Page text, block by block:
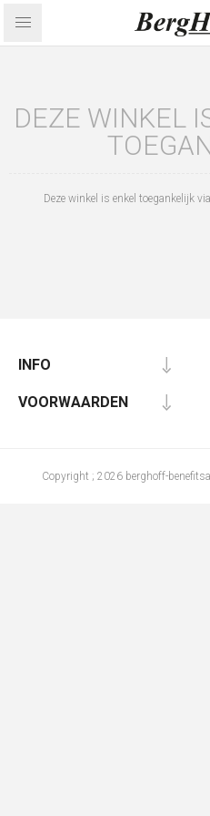
DEZE WINKEL
Deze winkel is enkel toegankelijk
INFO
VOORWAARDEN
Copyright ; 2026 berghoff-